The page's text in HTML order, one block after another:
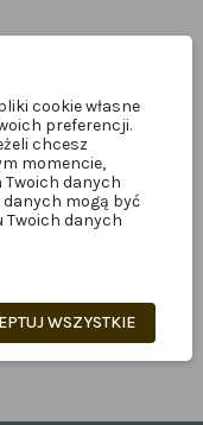
cookie własne
preferencji.
chcesz
momencie,
danych
mogą być
danych
WSZYSTKIE